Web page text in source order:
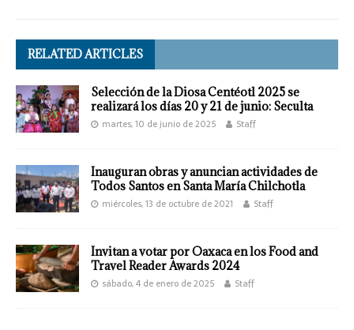
RELATED ARTICLES
Selección de la Diosa Centéotl 2025 se
realizará los días 20 y 21 de junio: Seculta
martes, 10 de junio de 2025 Staff
Inauguran obras y anuncian actividades de
Todos Santos en Santa María Chilchotla
miércoles, 13 de octubre de 2021 Staff
Invitan a votar por Oaxaca en los Food and
Travel Reader Awards 2024
sábado, 4 de enero de 2025 Staff